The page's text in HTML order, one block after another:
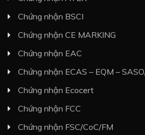
Chứng nhận BSCI
Chứng nhận CE MARKING
Chứng nhận EAC
Chứng nhận ECAS – EQM –
Chứng nhận Ecocert
Chứng nhận FCC
Chứng nhận FSC/CoC/FM